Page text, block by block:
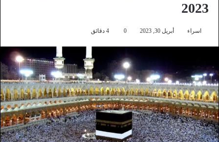
2023
اسراء أبريل 30, 2023 0